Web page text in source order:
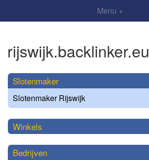
Menu +
rijswijk.backlinker.eu
Slotenmaker
Slotenmaker Rijswijk
Winkels
Bedrijven